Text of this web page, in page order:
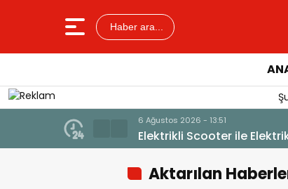
Haber ara...
6 Ağustos 2026 - 13:51
Elektrikli Scooter ile
Aktarılan